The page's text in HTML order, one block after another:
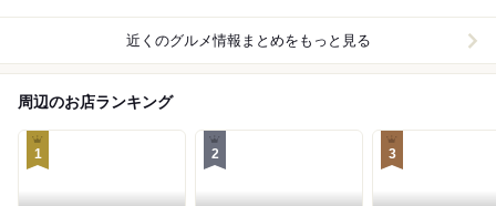
近くのグルメ情報まとめをもっと見る
周辺のお店ランキング
1 2 3